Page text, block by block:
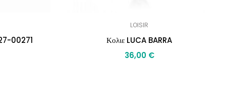
00271
LOISIR
Κολιε LUCA BARRA
36,00 €